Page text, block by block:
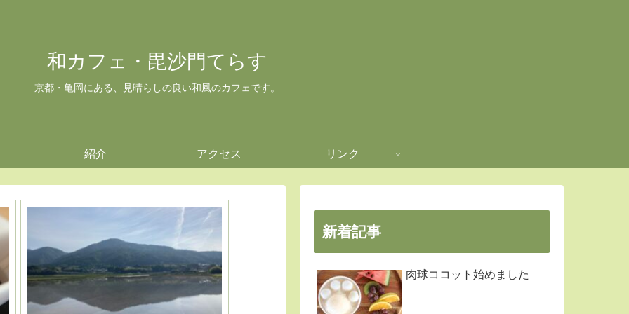
和カフェ・毘沙門てらす
京都・亀岡にある、見晴らしの良い和風のカフェです。
紹介 アクセス リンク
新着記事
肉球ココット始めました